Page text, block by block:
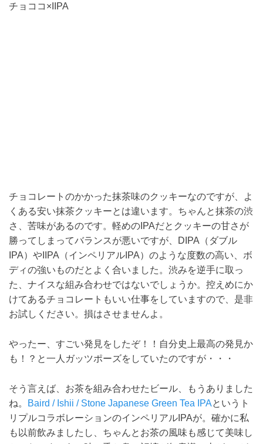
チョココ×IIPA
チョコレートのかかった抹茶味のクッキーなのですが、よ
くある安い抹茶クッキーとは違います。ちゃんと抹茶の渋
さ、苦味があるのです。軽めのIPAだとクッキーの甘さが
勝ってしまってバランスが悪いですが、DIPA（ダブル
IPA）やIIPA（インペリアルIPA）のような度数の高い、ボ
ディの強いものだとよく合いました。渋みを逆手に取っ
た、ナイスな組み合わせではないでしょうか。控えめにか
けてあるチョコレートもいい仕事をしていますので、是非
お試しください。損はさせませんよ。
やったー、すごい発見をしたぞ！！自分史上最高の発見か
も！？と一人ガッツポーズをしていたのですが・・・
そう言えば、お茶を組み合わせたビール、もうありました
ね。
Baird / Ishii / Stone Japanese Green Tea IPAというト
リプルコラボレーションのインペリアルIPAが。確かに私
も以前飲みましたし、ちゃんとお茶の風味も感じて美味し